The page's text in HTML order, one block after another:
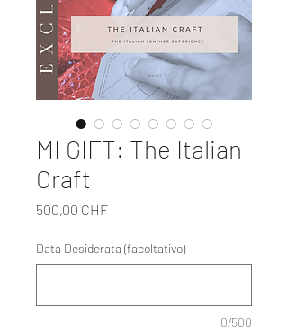
MI GIFT: The Italian
Craft
500,00 CHFPrezzo
Data Desiderata (facoltativo)
0/500